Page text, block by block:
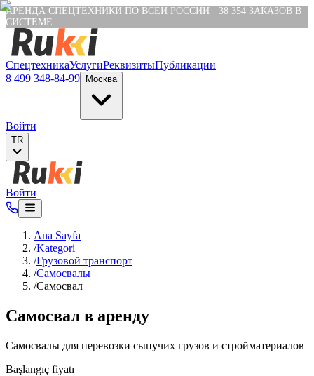
Verification: e6a4652c04df1fb8
АРЕНДА СПЕЦТЕХНИКИ ПО ВСЕЙ РОССИИ · 38 354 ЗАКАЗОВ В
СИСТЕМЕ
СпецтехникаУслугиРеквизитыПубликации
8 499 348-84-99
Москва
Войти
TR
Войти
Ana Sayfa
/Kategori
/Грузовой транспорт
/Самосвалы
/Самосвал
Самосвал в аренду
Самосвалы для перевозки сыпучих грузов и стройматериалов
Başlangıç fiyatı